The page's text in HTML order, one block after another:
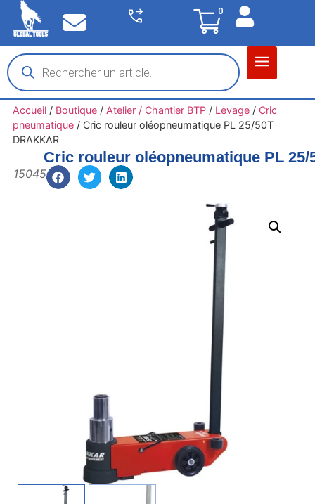
0
Accueil/ Boutique/ Atelier / Chantier BTP/ Levage/ Cric
pneumatique/ Cric rouleur oléopneumatique PL 25/50T
DRAKKAR
Cric rouleur oléopneumatique PL 25/
15045